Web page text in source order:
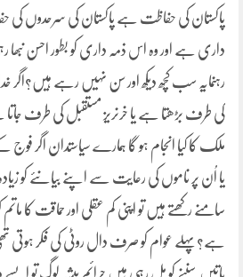
پاکستان کی حفاظت ہے پاکستان کی سرحدوں کی
داری ہے اور وہ اس ذمہ داری کو بطور احسن
رہنمایہ سب کچھ دیکھ اور سن نہیں رہے ہیں؟اگر
کی طرف بڑھتا ہے یا خرنریز مستقبل کی طرف
ملک کا کیا انجام ہو گا ہمارے سیاستدان اگر فوج
یا اُن پر ناموں کی رعایت سے اپنے بیانئے کو
سامنے رکھتے ہیں تو اپنی کم عقلی اور حماقت کا ماتم
ہے؟پہلے عوام کو صرف دال روٹی کی فکر ہوتی
باتیں سُننے کو مل رہی ہیں جرائم پیشہ لوگ تو